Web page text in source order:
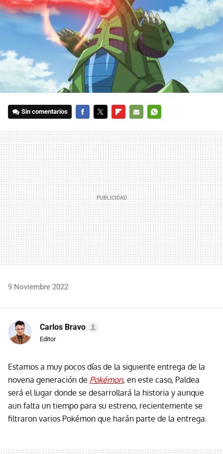
Sin comentarios
MAIL
9 Noviembre 2022
Carlos Bravo
Editor
Estamos a muy pocos días de la siguiente entrega de la
novena generación de Pokémon, en este caso, Paldea
será el lugar donde se desarrollará la historia y aunque
aun falta un tiempo para su estreno, recientemente se
filtraron varios Pokémon que harán parte de la entrega.